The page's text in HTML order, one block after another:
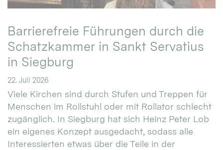
Barrierefreie Führungen durch die
Schatzkammer in Sankt Servatius
in Siegburg
22. Juli 2026
Viele Kirchen sind durch Stufen und Treppen für
Menschen im Rollstuhl oder mit Rollator schlecht
zugänglich. In Siegburg hat sich Heinz Peter Lob
ein eigenes Konzept ausgedacht, sodass alle
Interessierten etwas über die Teile in der